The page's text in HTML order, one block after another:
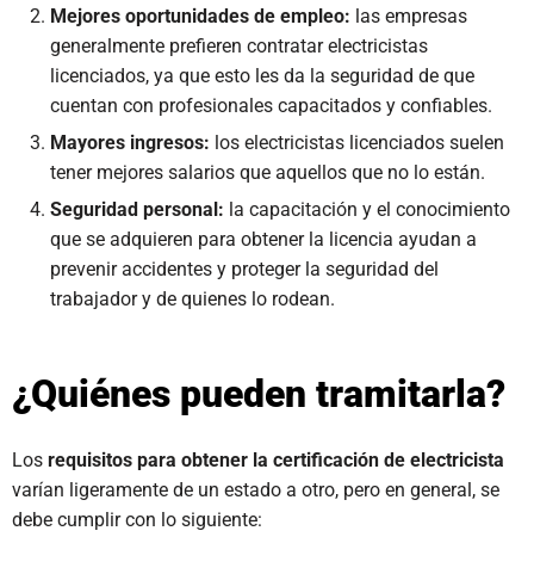
Mejores oportunidades de empleo: las empresas
generalmente prefieren contratar electricistas
licenciados, ya que esto les da la seguridad de que
cuentan con profesionales capacitados y confiables.
Mayores ingresos: los electricistas licenciados suelen
tener mejores salarios que aquellos que no lo están.
Seguridad personal: la capacitación y el conocimiento
que se adquieren para obtener la licencia ayudan a
prevenir accidentes y proteger la seguridad del
trabajador y de quienes lo rodean.
¿Quiénes pueden tramitarla?
Los requisitos para obtener la certificación de electricista
varían ligeramente de un estado a otro, pero en general, se
debe cumplir con lo siguiente: